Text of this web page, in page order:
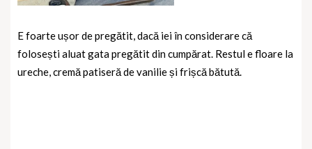
E foarte ușor de pregătit, dacă iei în considerare că
folosești aluat gata pregătit din cumpărat. Restul e floare la
ureche, cremă patiseră de vanilie și frișcă bătută.